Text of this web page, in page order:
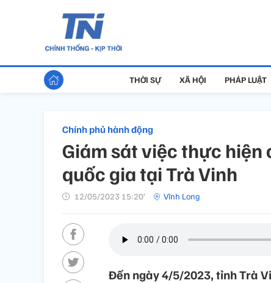
THỜI SỰ XÃ HỘI PHÁP LUẬT
Chính phủ hành động
Giám sát việc thực
quốc gia tại Trà Vinh
12/05/2023 15:20’ Vĩnh Long
Đến ngày 4/5/2023, tỉnh Trà